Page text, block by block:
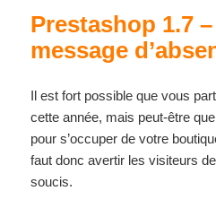
Prestashop 1.7
message
Il est fort possible que vous
cette année, mais peut-être
pour s’occuper de votre
faut donc avertir les visiteurs
soucis.